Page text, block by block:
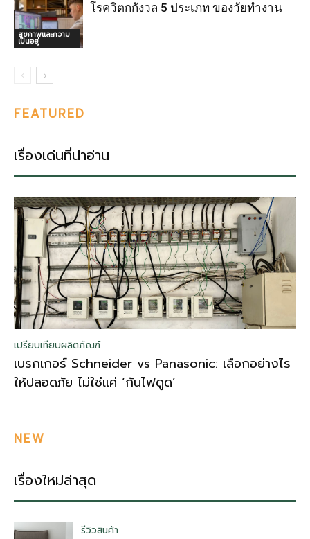
สุขภาพและความ
เป็นอยู่
โรควิตกกังวล 5 ประเภท ของวัยทำงาน
FEATURED
เรื่องเด่นที่น่าอ่าน
เปรียบเทียบผลิตภัณฑ์
เบรกเกอร์ Schneider vs Panasonic: เลือกอย่างไร
ให้ปลอดภัย ไม่ใช่แค่ ‘กันไฟดูด’
NEW
เรื่องใหม่ล่าสุด
รีวิวสินค้า